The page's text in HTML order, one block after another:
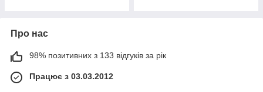
Про нас
98% позитивних з 133 відгуків за рік
Працює з 03.03.2012